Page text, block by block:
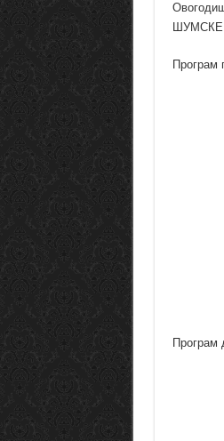
ШУМСКЕ
Програм
Програм